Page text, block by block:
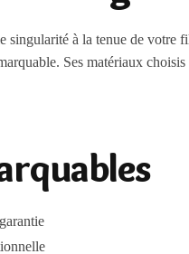
singularité à la tenue de
Ses matériaux